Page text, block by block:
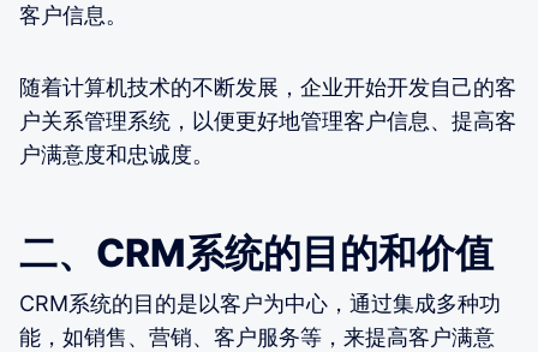
客户信息。
随着计算机技术的不断发展，企业开始开发自己的客
户关系管理系统，以便更好地管理客户信息、提高客
户满意度和忠诚度。
二、CRM系统的目的和价值
CRM系统的目的是以客户为中心，通过集成多种功
能，如销售、营销、客户服务等，来提高客户满意